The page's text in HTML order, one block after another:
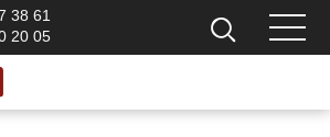
38 61
20 05